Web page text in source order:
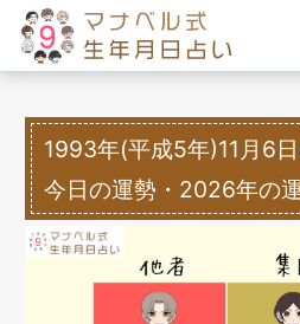
1993年(平成5年)11月6
今日の運勢・2026年の